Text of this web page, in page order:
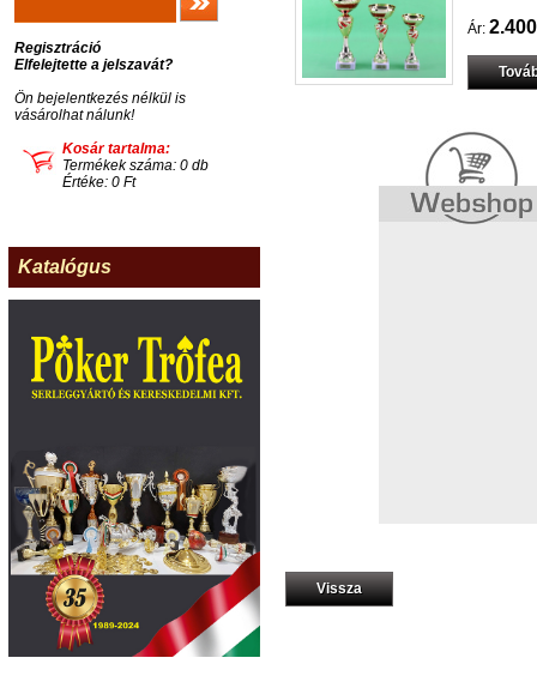
Regisztráció
Elfelejtette a jelszavát?
Ön bejelentkezés nélkül is
vásárolhat nálunk!
Kosár tartalma:
Termékek száma: 0 db
Értéke: 0 Ft
Katalógus
Ár:
Vissza